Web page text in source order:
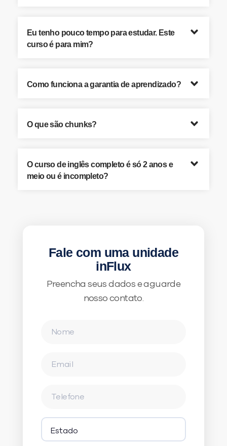
Eu tenho pouco tempo para estudar. Este
curso é para mim?
Como funciona a garantia de aprendizado?
O que são chunks?
O curso de inglês completo é só 2 anos e
meio ou é incompleto?
Fale com uma unidade
inFlux
Preencha seus dados e aguarde
nosso contato.